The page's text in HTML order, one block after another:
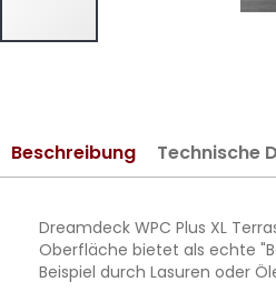
Bildergalerie
springen
Beschreibung
Dreamdeck WPC Plus XL
Oberfläche bietet als echte
Beispiel durch Lasuren oder
Technische